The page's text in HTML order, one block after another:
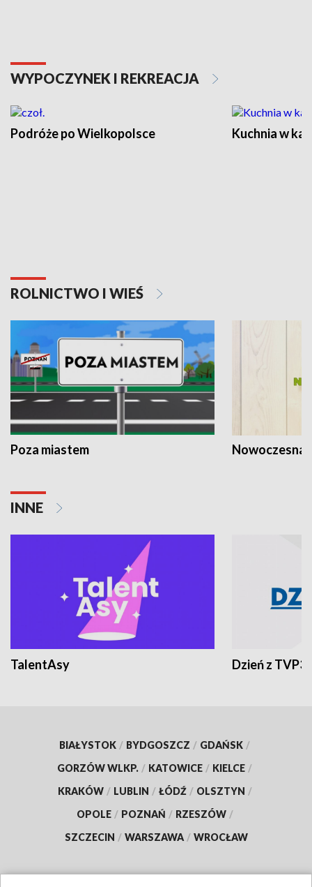
WYPOCZYNEK I REKREACJA
Podróże po Wielkopolsce Kuchnia w
ROLNICTWO I WIEŚ
Poza miastem Nowoczesna
INNE
TalentAsy Dzień z TVP3
BIAŁYSTOK / BYDGOSZCZ / GDAŃSK /
GORZÓW WLKP. / KATOWICE / KIELCE /
KRAKÓW / LUBLIN / ŁÓDŹ / OLSZTYN /
OPOLE / POZNAŃ / RZESZÓW /
SZCZECIN / WARSZAWA / WROCŁAW